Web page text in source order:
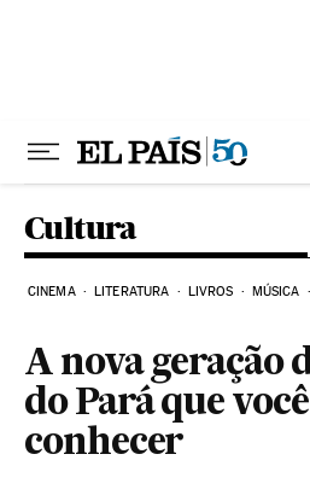
Cultura
CINEMA LITERATURA LIVROS MÚSICA
A nova geração
do Pará que
conhecer